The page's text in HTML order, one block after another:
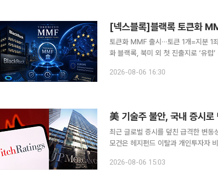
[넥스블록]블랙록 토큰화
토큰화 MMF 출시∙∙∙토큰 1개=지분 1
화 블랙록, 북미 외 첫 진출지로 ‘유럽
인 시장에서의 입지를 강화한다
2026-08-06 16:30
美 기술주 불안, 국내 증시
최근 글로벌 증시를 덮친 급격한 변
모건은 헤지펀드 이탈과 개인투자자
12개월 목표치 1만2000을 유지했다.
2026-08-06 15:03